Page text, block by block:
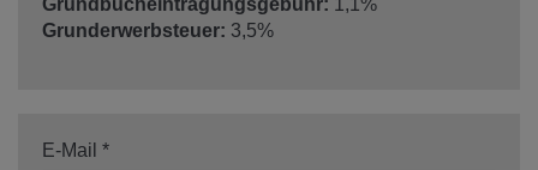
Grundbucheintragungsgebühr: 1,1%
Grunderwerbsteuer: 3,5%
E-Mail